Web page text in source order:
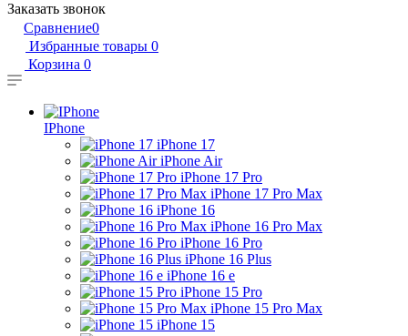
Заказать звонок
Сравнение0
Избранные товары 0
Корзина 0
IPhone
iPhone 17
iPhone Air
iPhone 17 Pro
iPhone 17 Pro Max
iPhone 16
iPhone 16 Pro Max
iPhone 16 Pro
iPhone 16 Plus
iPhone 16 e
iPhone 15 Pro
iPhone 15 Pro Max
iPhone 15